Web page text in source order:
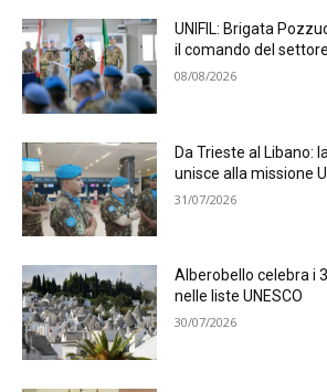
UNIFIL: Brigata
il comando del
08/08/2026
Da Trieste al Libano:
unisce alla missione
31/07/2026
Alberobello celebra i
nelle liste UNESCO
30/07/2026